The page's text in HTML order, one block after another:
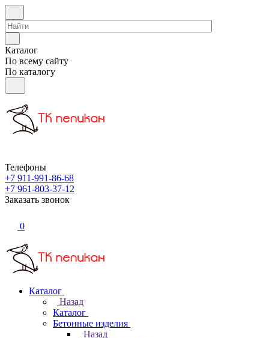
Каталог
По всему сайту
По каталогу
Телефоны
+7 911-991-86-68
+7 961-803-37-12
Заказать звонок
0
Каталог
Назад
Каталог
Бетонные изделия
Назад